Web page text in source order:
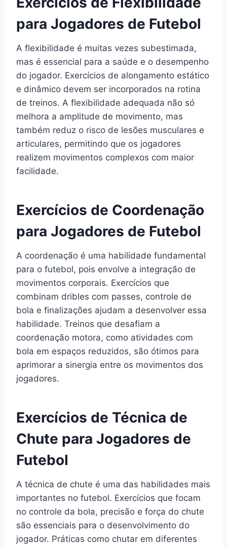
para Jogadores de Futebol
A flexibilidade é muitas vezes subestimada,
mas é essencial para a saúde e o desempenho
do jogador. Exercícios de alongamento estático
e dinâmico devem ser incorporados na rotina
de treinos. A flexibilidade adequada não só
melhora a amplitude de movimento, mas
também reduz o risco de lesões musculares e
articulares, permitindo que os jogadores
realizem movimentos complexos com maior
facilidade.
Exercícios de Coordenação
para Jogadores de Futebol
A coordenação é uma habilidade fundamental
para o futebol, pois envolve a integração de
movimentos corporais. Exercícios que
combinam dribles com passes, controle de
bola e finalizações ajudam a desenvolver essa
habilidade. Treinos que desafiam a
coordenação motora, como atividades com
bola em espaços reduzidos, são ótimos para
aprimorar a sinergia entre os movimentos dos
jogadores.
Exercícios de Técnica de
Chute para Jogadores de
Futebol
A técnica de chute é uma das habilidades mais
importantes no futebol. Exercícios que focam
no controle da bola, precisão e força do chute
são essenciais para o desenvolvimento do
jogador. Práticas como chutar em diferentes